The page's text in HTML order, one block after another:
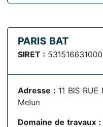
PARIS BAT
SIRET :
Adresse : 11 BIS
Melun
Domaine de travaux :